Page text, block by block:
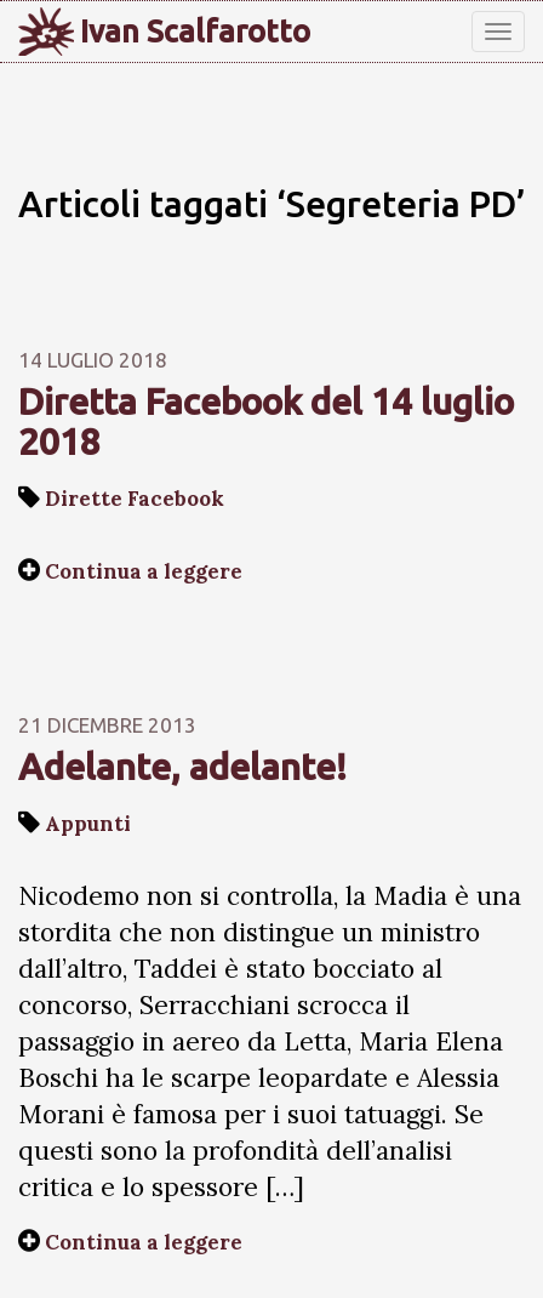
Ivan Scalfarotto
Articoli taggati ‘Segreteria PD’
14 LUGLIO 2018
Diretta Facebook del 14 luglio
2018
Dirette Facebook
Continua a leggere
21 DICEMBRE 2013
Adelante, adelante!
Appunti
Nicodemo non si controlla, la Madia è una
stordita che non distingue un ministro
dall’altro, Taddei è stato bocciato al
concorso, Serracchiani scrocca il
passaggio in aereo da Letta, Maria Elena
Boschi ha le scarpe leopardate e Alessia
Morani è famosa per i suoi tatuaggi. Se
questi sono la profondità dell’analisi
critica e lo spessore […]
Continua a leggere